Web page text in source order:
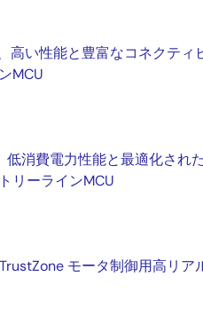
い性能と豊富なコネクティ
MCU
消費電力性能と最適化され
リーラインMCU
モータ制御用高リア